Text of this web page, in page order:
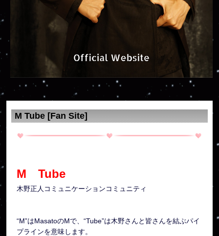
M Tube [Fan Site]
M Tube
木野正人コミュニケーションコミュニティ
“M”はMasatoのMで、“Tube”は木野さんと皆さんを結ぶパイ
プラインを意味します。